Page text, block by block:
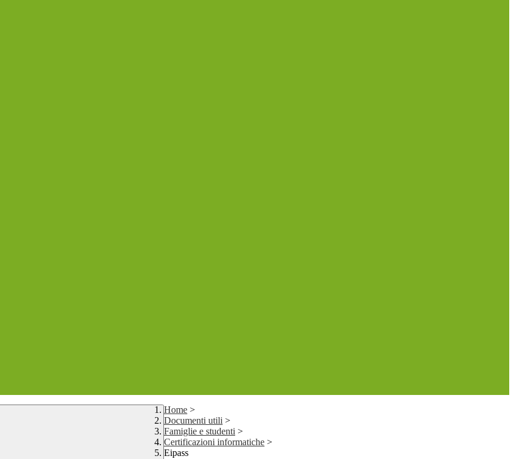
Home >
Documenti utili >
Famiglie e studenti >
Certificazioni informatiche >
Eipass